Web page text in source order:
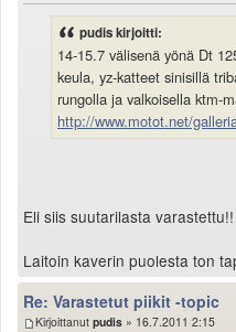
pudis kirjoitti:
14-15.7 välisenä yönä Dt
keula, yz-katteet sinisillä
rungolla ja valkoisella ktm-
http://www.motot.net/
Eli siis suutarilasta varastettu!!
Laitoin kaverin puolesta ton
Re: Varastetut piikit -topic
Kirjoittanut pudis » 16.7.2011 2:15